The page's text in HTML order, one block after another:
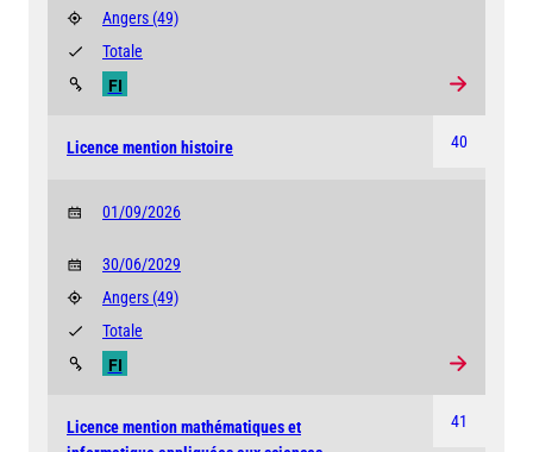
Angers (49)
FI
Totale
40
Licence mention histoire
01/09/2026
30/06/2029
Angers (49)
FI
Totale
41
Licence mention mathématiques et